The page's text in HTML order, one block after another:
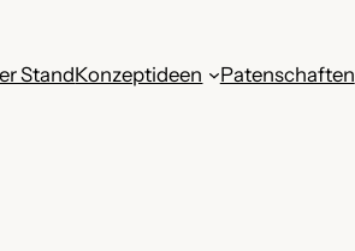
StandKonzeptideen Patenschaften